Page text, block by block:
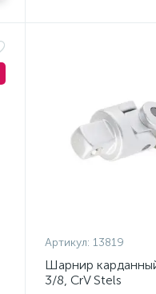
Артикул: 13819
Шарнир
3/8, CrV Stels